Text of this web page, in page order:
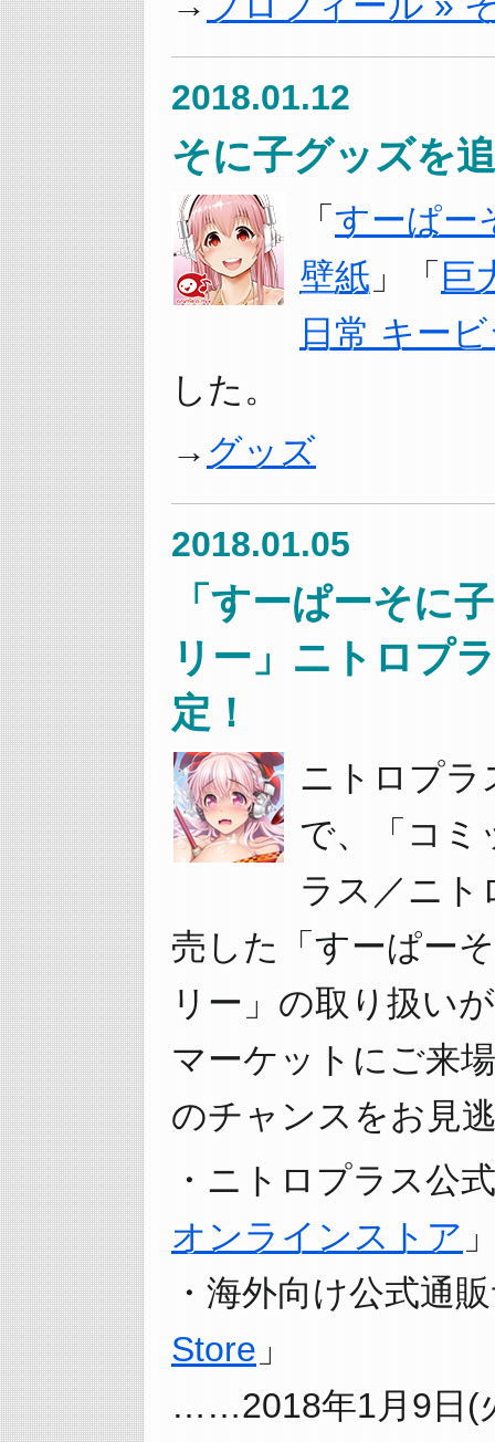
2018.01.12
そに子グッズを
「 すーぱー
壁紙 」「 巨
日常 キー
した。
グッズ
2018.01.05
「すーぱーそに
リー」ニトロプ
定！
ニトロプラ
で、「コミ
ラス／ニト
売した「すーぱー
リー」の取り扱い
マーケットにご来
のチャンスをお見
・ニトロプラス公
オンラインストア
・海外向け公式通
Store 」
……2018年1月9日(